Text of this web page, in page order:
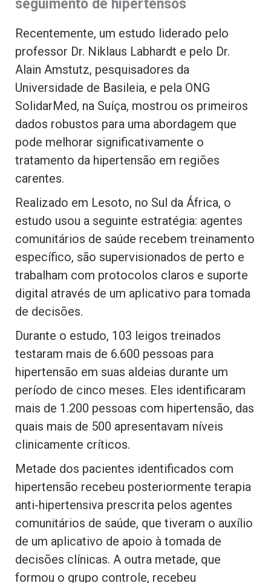
seguimento de hipertensos
Recentemente, um estudo liderado pelo
professor Dr. Niklaus Labhardt e pelo Dr.
Alain Amstutz, pesquisadores da
Universidade de Basileia, e pela ONG
SolidarMed, na Suíça, mostrou os primeiros
dados robustos para uma abordagem que
pode melhorar significativamente o
tratamento da hipertensão em regiões
carentes.
Realizado em Lesoto, no Sul da África, o
estudo usou a seguinte estratégia: agentes
comunitários de saúde recebem treinamento
específico, são supervisionados de perto e
trabalham com protocolos claros e suporte
digital através de um aplicativo para tomada
de decisões.
Durante o estudo, 103 leigos treinados
testaram mais de 6.600 pessoas para
hipertensão em suas aldeias durante um
período de cinco meses. Eles identificaram
mais de 1.200 pessoas com hipertensão, das
quais mais de 500 apresentavam níveis
clinicamente críticos.
Metade dos pacientes identificados com
hipertensão recebeu posteriormente terapia
anti-hipertensiva prescrita pelos agentes
comunitários de saúde, que tiveram o auxílio
de um aplicativo de apoio à tomada de
decisões clínicas. A outra metade, que
formou o grupo controle, recebeu